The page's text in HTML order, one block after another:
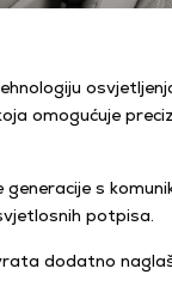
omogućuje
s
potpisa.
dodatno